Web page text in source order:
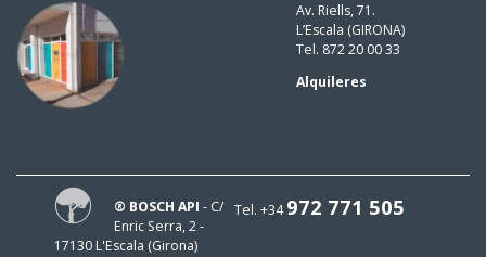
Av. Riells, 71.
L’Escala (GIRONA)
Tel. 872 20 00 33
Alquileres
Tel. +34972 771 505
® BOSCH API - C/
Enric Serra, 2 -
17130 L'Escala (Girona)